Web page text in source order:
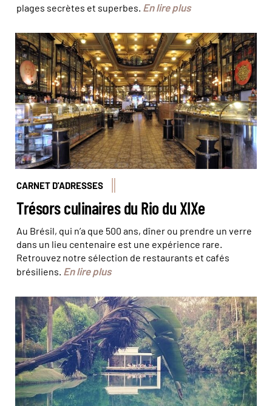
plages secrètes et superbes. En lire plus
© Dilvugação/MMPress
CARNET D'ADRESSES
Trésors culinaires du Rio du XIXe
Au Brésil, qui n’a que 500 ans, dîner ou prendre un verre
dans un lieu centenaire est une expérience rare.
Retrouvez notre sélection de restaurants et cafés
brésiliens. En lire plus
Inhotim est un centre d'art édifié en pleine nature ©
Rodrigo Arnaiz